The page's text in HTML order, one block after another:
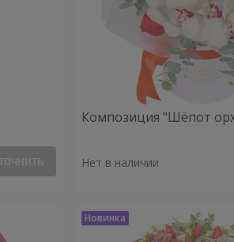
Композиция "Шёпот
Нет в наличии